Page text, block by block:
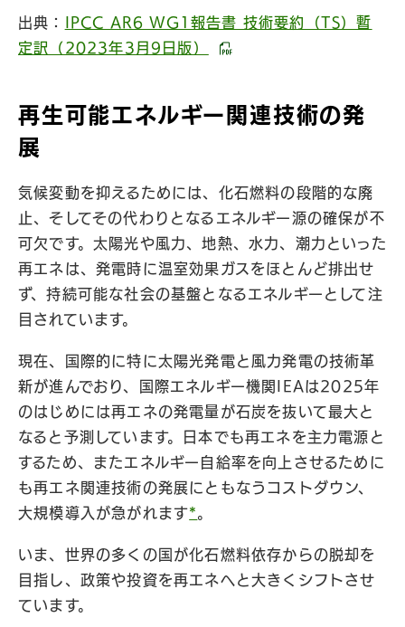
出典：
IPCC AR6 WG1報告書 技術要約（TS）暫
定訳（2023年3月9日版）
再生可能エネルギー関連技術の発
展
気候変動を抑えるためには、化石燃料の段階的な廃
止、そしてその代わりとなるエネルギー源の確保が不
可欠です。太陽光や風力、地熱、水力、潮力といった
再エネは、発電時に温室効果ガスをほとんど排出せ
ず、持続可能な社会の基盤となるエネルギーとして注
目されています。
現在、国際的に特に太陽光発電と風力発電の技術革
新が進んでおり、国際エネルギー機関IEAは2025年
のはじめには再エネの発電量が石炭を抜いて最大と
なると予測しています。日本でも再エネを主力電源と
するため、またエネルギー自給率を向上させるために
も再エネ関連技術の発展にともなうコストダウン、
大規模導入が急がれます*。
いま、世界の多くの国が化石燃料依存からの脱却を
目指し、政策や投資を再エネへと大きくシフトさせ
ています。